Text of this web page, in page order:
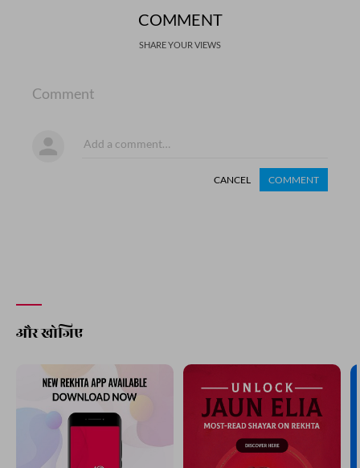
COMMENT
SHARE YOUR VIEWS
Comment
CANCEL COMMENT
और खोजिए